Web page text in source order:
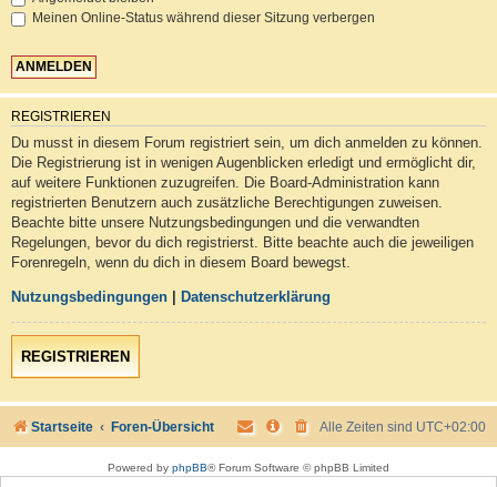
Meinen Online-Status während dieser Sitzung verbergen
REGISTRIEREN
Du musst in diesem Forum registriert sein, um dich anmelden zu können.
Die Registrierung ist in wenigen Augenblicken erledigt und ermöglicht dir,
auf weitere Funktionen zuzugreifen. Die Board-Administration kann
registrierten Benutzern auch zusätzliche Berechtigungen zuweisen.
Beachte bitte unsere Nutzungsbedingungen und die verwandten
Regelungen, bevor du dich registrierst. Bitte beachte auch die jeweiligen
Forenregeln, wenn du dich in diesem Board bewegst.
Nutzungsbedingungen Datenschutzerklärung
REGISTRIEREN
Startseite Foren-Übersicht Alle Zeiten sind UTC+02:00
Powered by phpBB® Forum Software © phpBB Limited